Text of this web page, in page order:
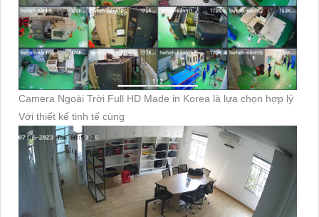
Camera Ngoài Trời Full HD Made in Korea là lựa chọn hợp lý
Với thiết kế tinh tế cùng